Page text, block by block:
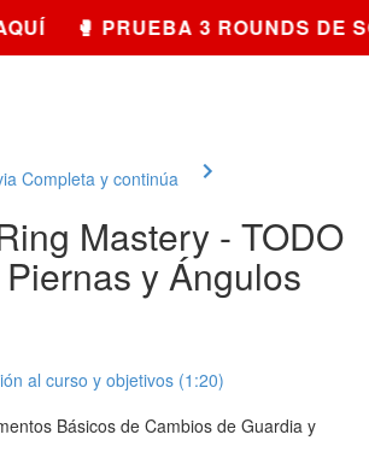
🥊 PRUEBA 3 ROUNDS
Completa y continúa
Mastery - TODO
y Ángulos
al curso y objetivos (1:20)
Básicos de Cambios de Guardia y